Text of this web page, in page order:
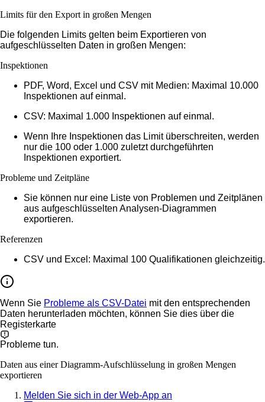
Limits für den Export in großen Mengen
Die folgenden Limits gelten beim Exportieren von
aufgeschlüsselten Daten in großen Mengen:
Inspektionen
PDF, Word, Excel und CSV mit Medien: Maximal 10.000
Inspektionen auf einmal.
CSV: Maximal 1.000 Inspektionen auf einmal.
Wenn Ihre Inspektionen das Limit überschreiten, werden
nur die 100 oder 1.000 zuletzt durchgeführten
Inspektionen exportiert.
Probleme und Zeitpläne
Sie können nur eine Liste von Problemen und Zeitplänen
aus aufgeschlüsselten Analysen-Diagrammen
exportieren.
Referenzen
CSV und Excel: Maximal 100 Qualifikationen gleichzeitig.
Wenn Sie Probleme als CSV-Datei mit den entsprechenden
Daten herunterladen möchten, können Sie dies über die
Registerkarte
Probleme tun.
Daten aus einer Diagramm-Aufschlüsselung in großen Mengen
exportieren
Melden Sie sich in der Web-App an